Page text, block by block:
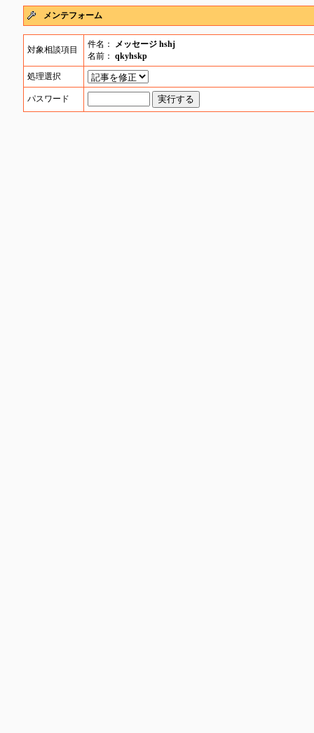
メンテフォーム
対象相談項目
件名：
メッセージ hshj
名前： qkyhskp
処理選択
パスワード